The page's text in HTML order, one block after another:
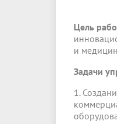
Цель
и
Задачи
1.